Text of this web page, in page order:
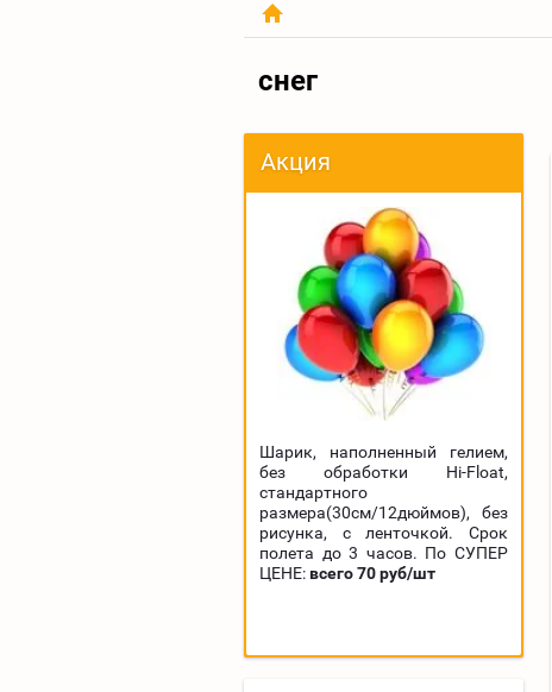
снег
Акция
Шарик, наполненный гелием,
без обработки Hi-Float,
стандартного
размера(30см/12дюймов), без
рисунка, с ленточкой. Срок
полета до 3 часов. По СУПЕР
ЦЕНЕ:всего 70 руб/шт